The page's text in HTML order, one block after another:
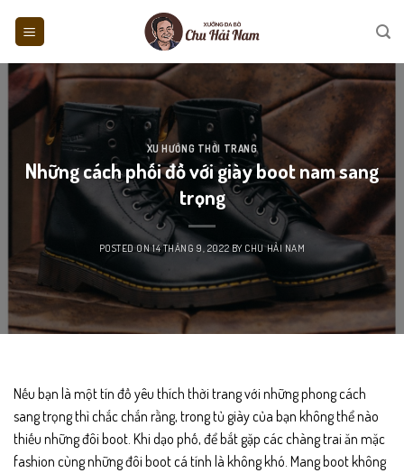
XU HƯỚNG THỜI TRANG
Những cách phối đồ với giày boot nam sang
trọng
POSTED ON14 THÁNG 9, 2022 BY CHU HẢI NAM
Nếu bạn là một tín đồ yêu thích thời trang với những phong cách
sang trọng thì chắc chắn rằng, trong tủ giày của bạn không thể nào
thiếu những đôi boot. Khi dạo phố, để bắt gặp các chàng trai ăn mặc
fashion cùng những đôi boot cá tính là không khó. Mang boot không